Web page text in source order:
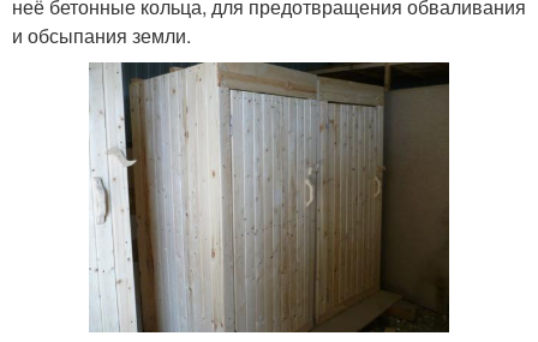
неё бетонные кольца, для предотвращения обваливания
и обсыпания земли.